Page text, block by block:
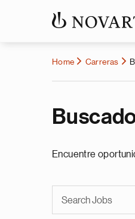
Home Carreras
Encuentre